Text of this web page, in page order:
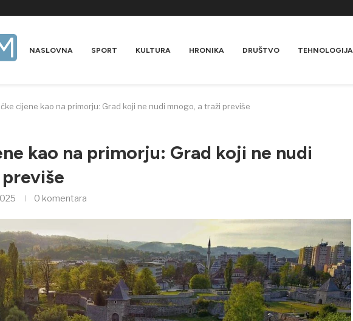
NASLOVNA SPORT KULTURA HRONIKA DRUŠTVO TEHNOLOGIJA
cijene kao na primorju: Grad koji ne nudi mnogo, a traži previše
kao na primorju: Grad koji ne nudi
0 komentara